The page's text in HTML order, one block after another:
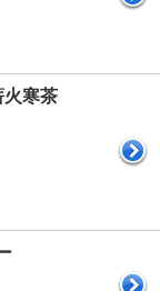
火寒茶